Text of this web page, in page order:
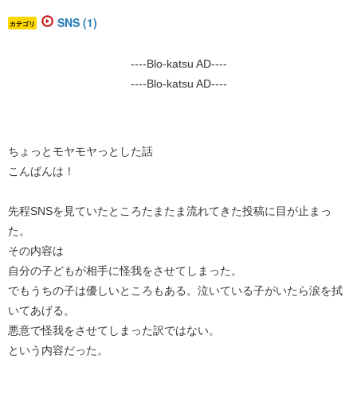
カテゴリ SNS (1)
----Blo-katsu AD----
----Blo-katsu AD----
ちょっとモヤモヤっとした話
こんばんは！
先程SNSを見ていたところたまたま流れてきた投稿に目が止まっ
た。
その内容は
自分の子どもが相手に怪我をさせてしまった。
でもうちの子は優しいところもある。泣いている子がいたら涙を拭
いてあげる。
悪意で怪我をさせてしまった訳ではない。
という内容だった。